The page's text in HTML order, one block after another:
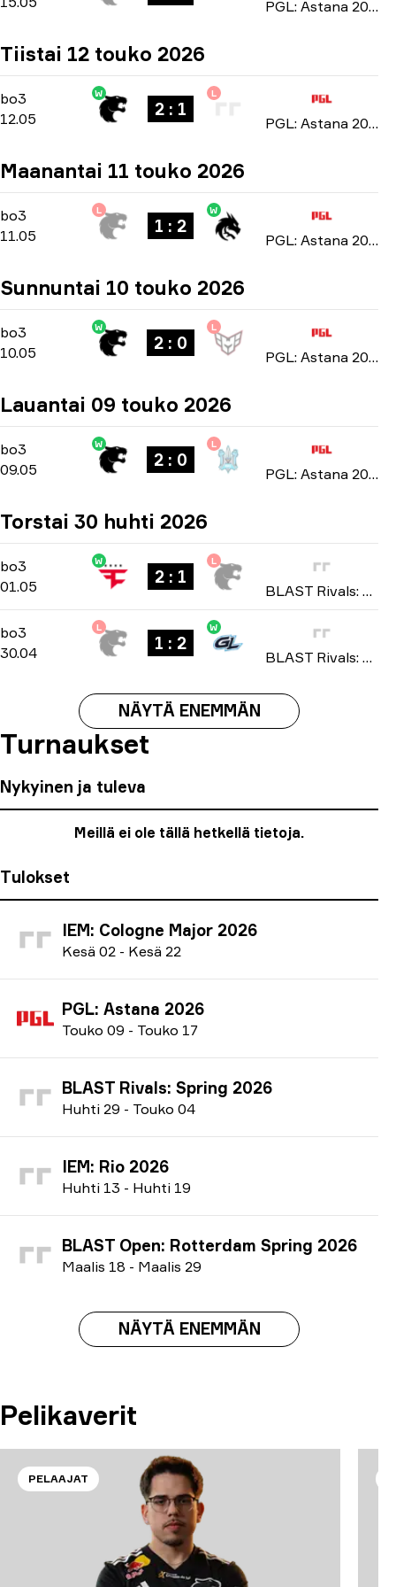
PGL: Astana 2026
Tiistai 12 touko 2026
bo3 Group Stage-bo3
12.05
W
2 : 1
L
PGL: Astana 2026
Maanantai 11 touko 2026
bo3 Group Stage-bo3
11.05
L
1 : 2
W
PGL: Astana 2026
Sunnuntai 10 touko 2026
bo3 Group Stage-bo3
10.05
W
2 : 0
L
PGL: Astana 2026
Lauantai 09 touko 2026
bo3 Group Stage-bo3
09.05
W
2 : 0
L
PGL: Astana 2026
Torstai 30 huhti 2026
bo3 -bo3
01.05
W
2 : 1
L
BLAST Rivals: Spring 2026
bo3 -bo3
30.04
L
1 : 2
W
BLAST Rivals: Spring 2026
NÄYTÄ ENEMMÄN
Turnaukset
Nykyinen ja tuleva
Meillä ei ole tällä hetkellä tietoja.
Tulokset
IEM: Cologne Major 2026
Kesä 02 - Kesä 22
PGL: Astana 2026
Touko 09 - Touko 17
BLAST Rivals: Spring 2026
Huhti 29 - Touko 04
IEM: Rio 2026
Huhti 13 - Huhti 19
BLAST Open: Rotterdam Spring 2026
Maalis 18 - Maalis 29
NÄYTÄ ENEMMÄN
Pelikaverit
PELAAJAT